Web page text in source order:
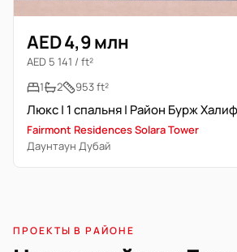
AED 4,9 млн
AED 5 141 / ft²
1
2 953 ft²
Люкс | 1 спальня | Район Бурж
Fairmont Residences Solara Tower
Даунтаун Дубай
ПРОЕКТЫ В РАЙОНЕ